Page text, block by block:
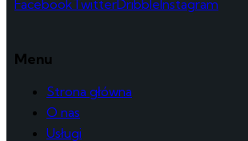
FacebookTwitterDribbleInstagram
Menu
Strona główna
O nas
Usługi